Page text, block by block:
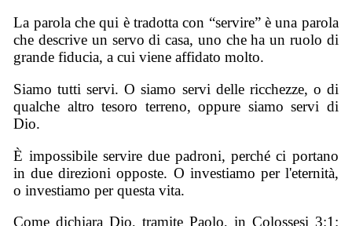
La parola che qui è tradotta con “servire” è una parola
che descrive un servo di casa, uno che ha un ruolo di
grande fiducia, a cui viene affidato molto.
Siamo tutti servi. O siamo servi delle ricchezze, o di
qualche altro tesoro terreno, oppure siamo servi di
Dio.
È impossibile servire due padroni, perché ci portano
in due direzioni opposte. O investiamo per l'eternità,
o investiamo per questa vita.
Come dichiara Dio, tramite Paolo, in Colossesi 3:1: